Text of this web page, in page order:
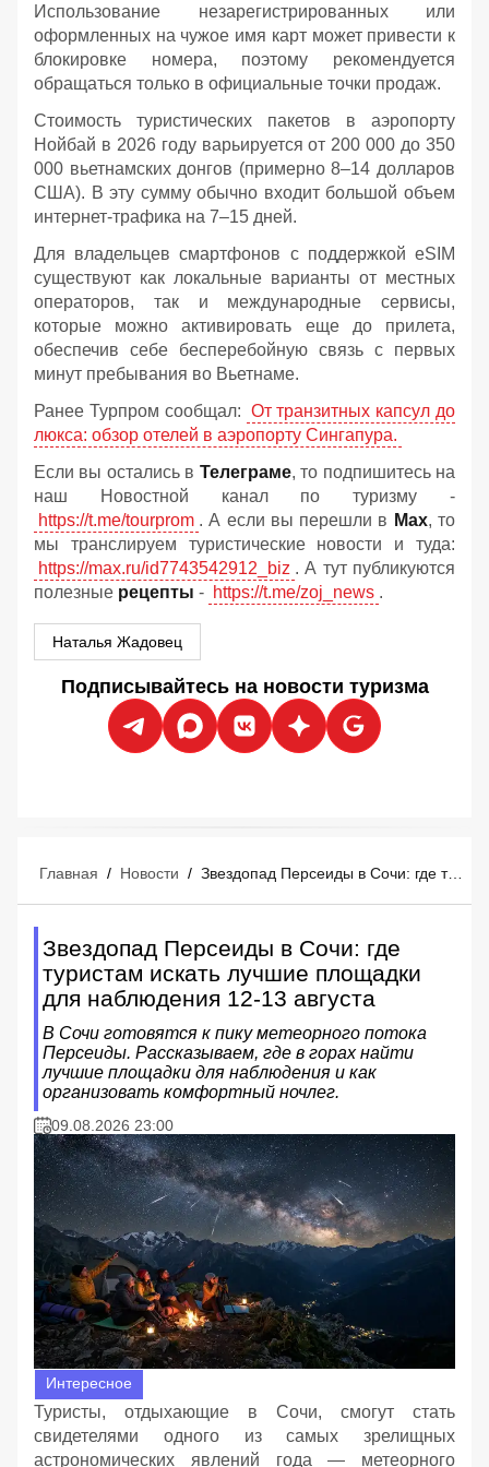
Использование незарегистрированных или
оформленных на чужое имя карт может привести к
блокировке номера, поэтому рекомендуется
обращаться только в официальные точки продаж.
Стоимость туристических пакетов в аэропорту
Нойбай в 2026 году варьируется от 200 000 до 350
000 вьетнамских донгов (примерно 8–14 долларов
США). В эту сумму обычно входит большой объем
интернет-трафика на 7–15 дней.
Для владельцев смартфонов с поддержкой eSIM
существуют как локальные варианты от местных
операторов, так и международные сервисы,
которые можно активировать еще до прилета,
обеспечив себе бесперебойную связь с первых
минут пребывания во Вьетнаме.
Ранее Турпром сообщал: От транзитных капсул до
люкса: обзор отелей в аэропорту Сингапура.
Если вы остались в Телеграме, то подпишитесь на
наш Новостной канал по туризму -
https://t.me/tourprom . А если вы перешли в Мах, то
мы транслируем туристические новости и туда:
https://max.ru/id7743542912_biz . А тут публикуются
полезные рецепты - https://t.me/zoj_news .
Наталья Жадовец
Подписывайтесь на новости туризма
Главная / Новости / Звездопад Персеиды в Сочи: где туристам искать лучшие площадки для наблюдения 12-13 августа
Звездопад Персеиды в Сочи: где
туристам искать лучшие площадки
для наблюдения 12-13 августа
В Сочи готовятся к пику метеорного потока
Персеиды. Рассказываем, где в горах найти
лучшие площадки для наблюдения и как
организовать комфортный ночлег.
09.08.2026 23:00
Интересное
Туристы, отдыхающие в Сочи, смогут стать
свидетелями одного из самых зрелищных
астрономических явлений года — метеорного